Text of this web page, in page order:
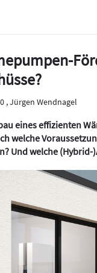
,Jürgen Wendnagel
eines effizienten
welche
Und welche